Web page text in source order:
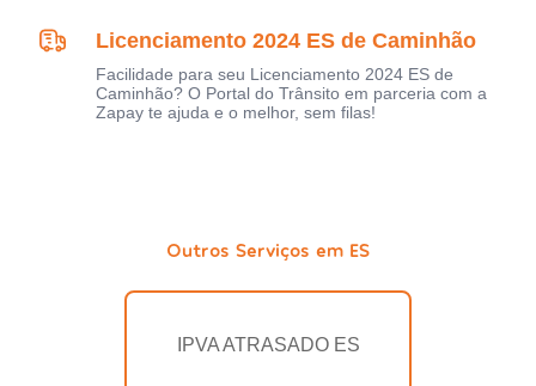
Licenciamento 2024 ES de Caminhão
Facilidade para seu Licenciamento 2024 ES de
Caminhão? O Portal do Trânsito em parceria com a
Zapay te ajuda e o melhor, sem filas!
Outros Serviços em ES
IPVA ATRASADO ES